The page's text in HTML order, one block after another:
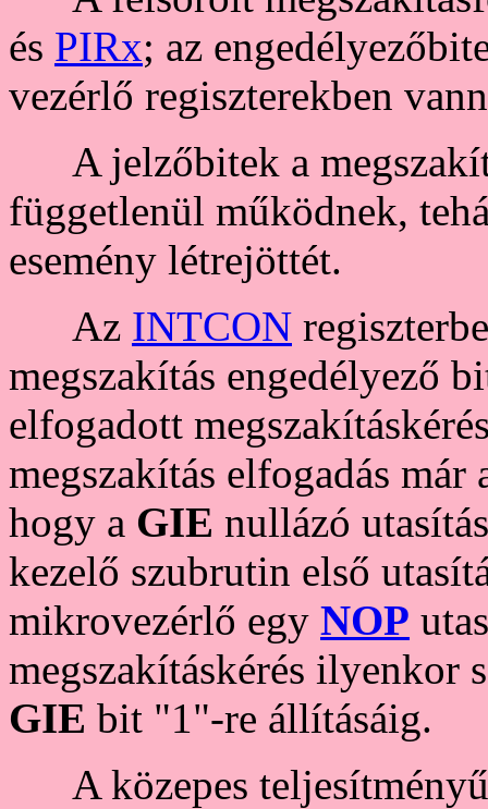
és PIRx; az
vezérlő regiszterekben
A jelzőbitek a
függetlenül működnek,
esemény létrejöttét.
Az INTCON
megszakítás engedélyező
elfogadott
megszakítás elfogadás
hogy a GIE nullázó
kezelő szubrutin első
mikrovezérlő egy NOP
megszakításkérés ilyenkor
GIE bit "1"-re állításáig.
A közepes